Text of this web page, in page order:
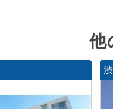
他